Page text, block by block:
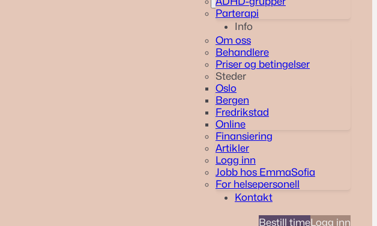
Parterapi
Info
Om oss
Behandlere
Priser og betingelser
Steder
Oslo
Bergen
Fredrikstad
Online
Finansiering
Artikler
Logg inn
Jobb hos EmmaSofia
For helsepersonell
Kontakt
Bestill timeLogg inn